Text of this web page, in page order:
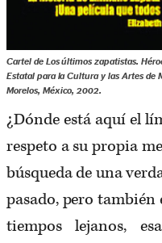
Cartel de Los últimos zapatistas.
Estatal para la Cultura y las Artes de
Morelos, México, 2002.
¿Dónde está aquí el
respeto a su propia
búsqueda de una
pasado, pero también
tiempos lejanos,